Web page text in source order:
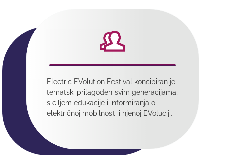
Electric EVolution Festival koncipiran je i
tematski prilagođen svim generacijama,
s ciljem edukacije i informiranja o
električnoj mobilnosti i njenoj EVoluciji.